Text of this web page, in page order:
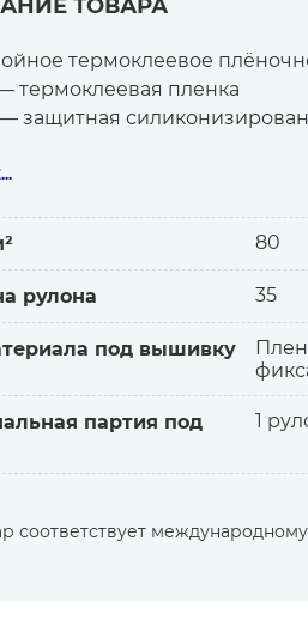
ТОВАРА
термоклеевое
термоклеевая пленка
защитная
материала:
дополнительную
80
рулона 35
под вышивку
партия под
1
соответствует